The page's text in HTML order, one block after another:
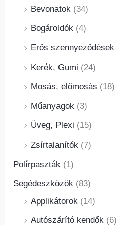
Bevonatok (34)
Bogároldók (4)
Erős szennyeződések
Kerék, Gumi (24)
Mosás, előmosás (18)
Műanyagok (3)
Üveg, Plexi (15)
Zsírtalanítók (7)
Polírpaszták (1)
Segédeszközök (83)
Applikátorok (14)
Autószárító kendők (6)